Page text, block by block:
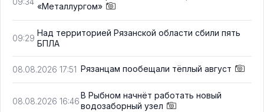
«Металлургом»
09:29
Над территорией Рязанской области сбили пять
БПЛА
08.08.2026 17:51 Рязанцам пообещали тёплый август
08.08.2026 16:46
В Рыбном начнёт работать новый
водозаборный узел